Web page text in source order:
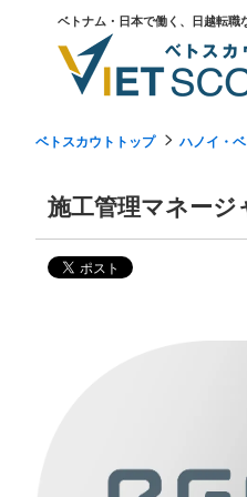
ベトナム・日本で働く、日越転職
ベトスカウトトップ ハノイ・
施工管理マネージ